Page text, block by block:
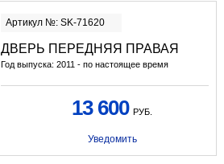
Артикул №: SK-71620
ДВЕРЬ ПЕРЕДНЯЯ ПРАВАЯ
Год выпуска: 2011 - по настоящее время
13 600 РУБ.
Уведомить